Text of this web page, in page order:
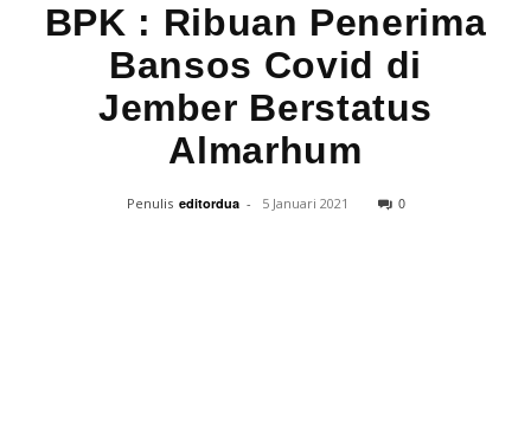
BPK : Ribuan Penerima
Bansos Covid di
Jember Berstatus
Almarhum
Penulis editordua - 5 Januari 2021 0